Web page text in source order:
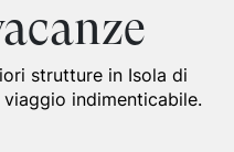
strutture in Isola di
indimenticabile.